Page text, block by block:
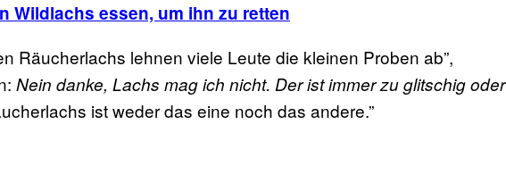
Wildlachs essen, um ihn zu retten
Räucherlachs lehnen viele Leute die kleinen Proben ab”,
Nein danke, Lachs mag ich nicht. Der ist immer zu glitschig oder
ist weder das eine noch das andere.”